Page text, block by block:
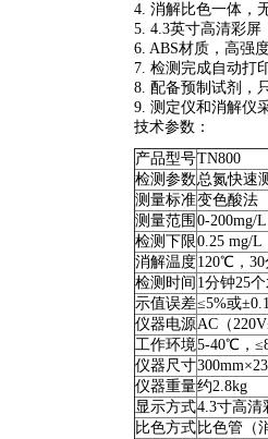
4. 消解⽐⾊⼀体，
5. 4.3英⼨⾼清彩
6. ABS材质，⾼强
7. 检测完成⾃动打
8. 配备预制试剂，
9. 测定仪和消解仪
技术参数：
产品型号TN800
检测参数总氮快速
测量标准变色酸法
测量范围 0-200mg/
检测下限0.25 mg/L
消解温度120℃，30
检测时间 1分钟25
示值误差≤5%或
仪器电源AC（
工作环境5-40℃，
仪器尺寸
仪器重量约2.8kg
显示方式4.3寸高清
比色方式 比色管（